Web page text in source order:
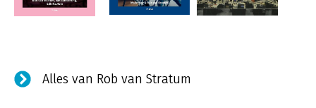
Alles van Rob van Stratum